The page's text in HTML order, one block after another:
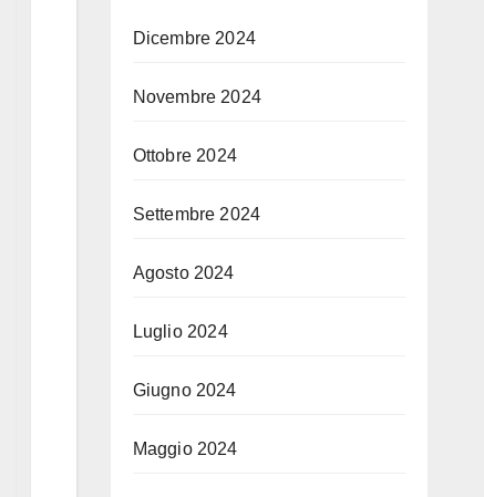
Dicembre 2024
Novembre 2024
Ottobre 2024
Settembre 2024
Agosto 2024
Luglio 2024
Giugno 2024
Maggio 2024